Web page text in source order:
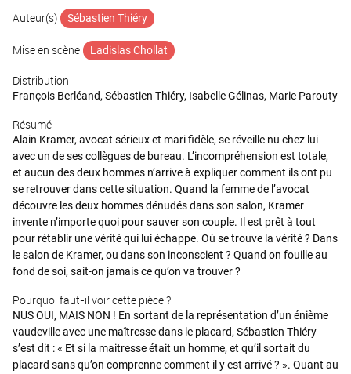
Auteur(s) Sébastien Thiéry
Mise en scène Ladislas Chollat
Distribution
François Berléand, Sébastien Thiéry, Isabelle Gélinas, Marie Parouty
Résumé
Alain Kramer, avocat sérieux et mari fidèle, se réveille nu chez lui
avec un de ses collègues de bureau. L’incompréhension est totale,
et aucun des deux hommes n’arrive à expliquer comment ils ont pu
se retrouver dans cette situation. Quand la femme de l’avocat
découvre les deux hommes dénudés dans son salon, Kramer
invente n’importe quoi pour sauver son couple. Il est prêt à tout
pour rétablir une vérité qui lui échappe. Où se trouve la vérité ? Dans
le salon de Kramer, ou dans son inconscient ? Quand on fouille au
fond de soi, sait-on jamais ce qu’on va trouver ?
Pourquoi faut-il voir cette pièce ?
NUS OUI, MAIS NON ! En sortant de la représentation d’un énième
vaudeville avec une maîtresse dans le placard, Sébastien Thiéry
s’est dit : « Et si la maitresse était un homme, et qu’il sortait du
placard sans qu’on comprenne comment il y est arrivé ? ». Quant au